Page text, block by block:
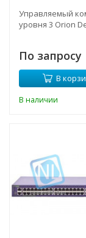
Управляемый
уровня 3 Orion
По запросу
В
В наличии